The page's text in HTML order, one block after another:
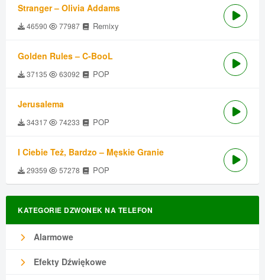
Stranger – Olivia Addams
46590 77987 Remixy
Golden Rules – C-BooL
37135 63092 POP
Jerusalema
34317 74233 POP
I Ciebie Też, Bardzo – Męskie Granie
29359 57278 POP
KATEGORIE DZWONEK NA TELEFON
Alarmowe
Efekty Dźwiękowe